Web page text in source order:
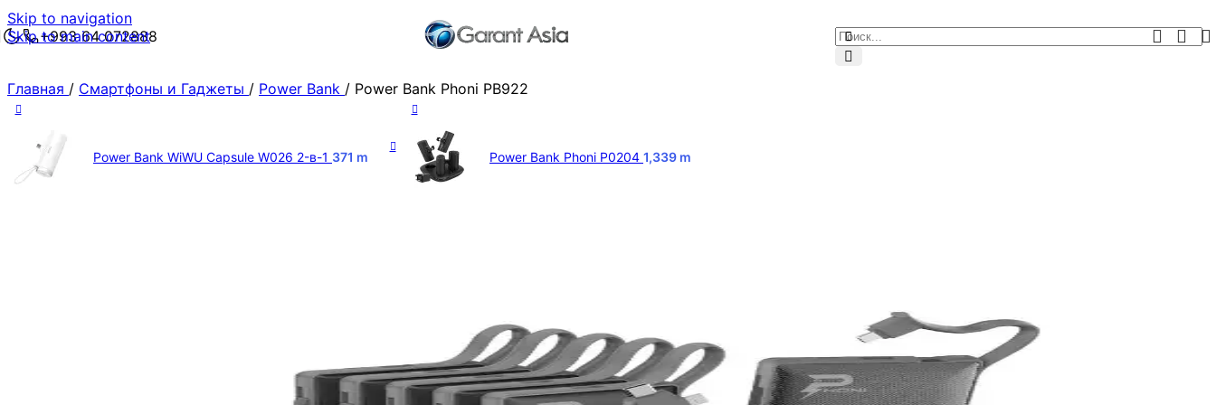
Skip to navigation
Skip to main content
+993 64 072888
Главная / Смартфоны и Гаджеты / Power Bank / Power Bank Phoni PB922
Power Bank WiWU Capsule W026 2-в-1 371 m Power Bank Phoni P0204 1,339 m